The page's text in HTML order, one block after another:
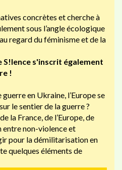
concrètes et cherche à
sous l’angle écologique
regard du féminisme et de la
S!lence s'inscrit également
!
en Ukraine, l’Europe se
le sentier de la guerre ?
la France, de l’Europe, de
entre non-violence et
pour la démilitarisation en
quelques éléments de